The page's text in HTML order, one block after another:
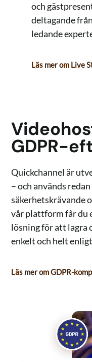
och
deltagande
ledande
Läs mer om Live
GDPR-
Quickchannel är
– och används
säkerhetskrävande
vår plattform får du
lösning för att lagra
enkelt och helt
Läs mer om GDPR-